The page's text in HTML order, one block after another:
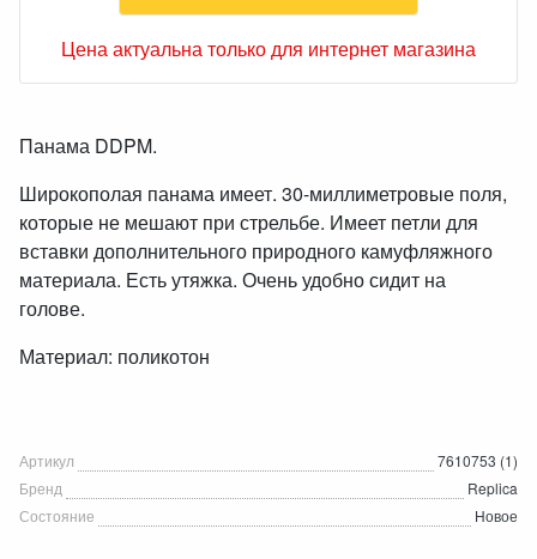
Цена актуальна только для интернет магазина
Панама DDPM.
Широкополая панама имеет. 30-миллиметровые поля,
которые не мешают при стрельбе. Имеет петли для
вставки дополнительного природного камуфляжного
материала. Есть утяжка. Очень удобно сидит на
голове.
Материал: поликотон
Артикул
7610753 (1)
Бренд
Replica
Состояние
Новое